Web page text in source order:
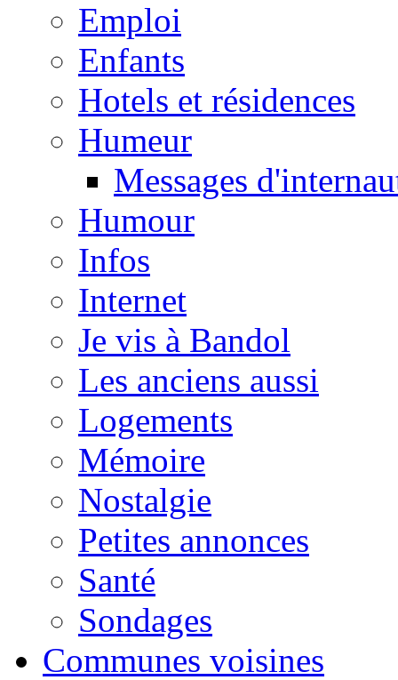
Emploi
Enfants
Hotels et résidences
Humeur
Messages
Humour
Infos
Internet
Je vis à Bandol
Les anciens aussi
Logements
Mémoire
Nostalgie
Petites annonces
Santé
Sondages
Communes voisines